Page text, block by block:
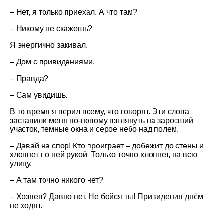
– Нет, я только приехал. А что там?
– Никому не скажешь?
Я энергично закивал.
– Дом с привидениями.
– Правда?
– Сам увидишь.
В то время я верил всему, что говорят. Эти слова
заставили меня по-новому взглянуть на заросший
участок, темные окна и серое небо над полем.
– Давай на спор! Кто проиграет – добежит до стены и
хлопнет по ней рукой. Только точно хлопнет, на всю
улицу.
– А там точно никого нет?
– Хозяев? Давно нет. Не бойся ты! Привидения днём
не ходят.